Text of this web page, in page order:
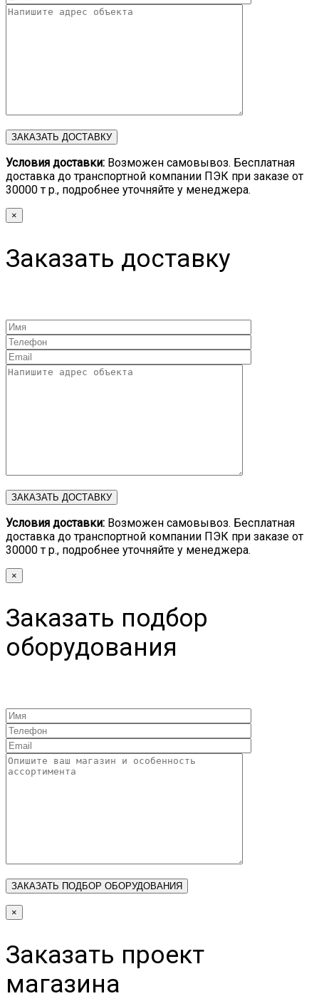
Условия доставки: Возможен самовывоз. Бесплатная
доставка до транспортной компании ПЭК при заказе от
30000 т р., подробнее уточняйте у менеджера.
×
Заказать доставку
Условия доставки: Возможен самовывоз. Бесплатная
доставка до транспортной компании ПЭК при заказе от
30000 т р., подробнее уточняйте у менеджера.
×
Заказать подбор
оборудования
×
Заказать проект
магазина